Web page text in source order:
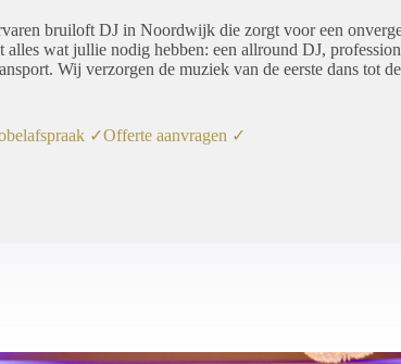
bruiloft DJ in Noordwijk die zorgt voor een
alles wat jullie nodig hebben: een allround DJ,
Wij verzorgen de muziek van de eerste dans tot
✓Offerte aanvragen ✓